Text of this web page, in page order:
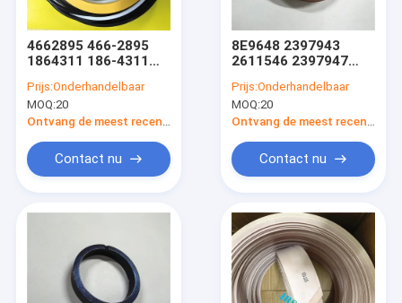
4662895 466-2895
1864311 186-4311
Hydraulische cilinder
Graafmachine
Afdichtingsset
Prijs:Onderhandelbaar
MOQ:20
Contact nu
8E9648 2397943
2611546 2397947
Hydraulische Cilinder
Lader Stofafdichting
Prijs:Onderhandelbaar
MOQ:20
Contact nu